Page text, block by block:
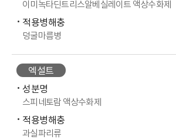
이미녹타딘트리스알베실레이트 액상수화제
적용병해충
덩굴마름병
엑설트
성분명
스피네토람 액상수화제
적용병해충
과실파리류